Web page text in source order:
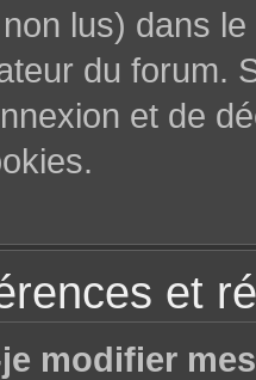
lus) dans
du forum.
et de
et
modifier